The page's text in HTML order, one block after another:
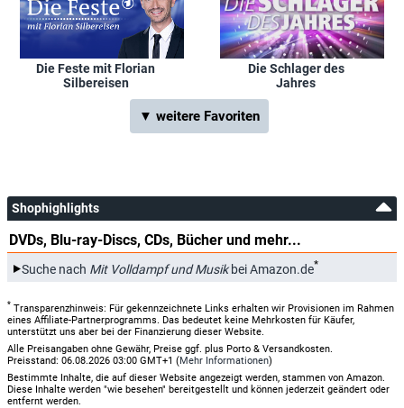
Die Feste mit Florian
Silbereisen
Die Schlager des
Jahres
▼ weitere Favoriten
Shophighlights
DVDs, Blu-ray-Discs, CDs, Bücher und mehr...
Suche nach Mit Volldampf und Musikbei Amazon.de*
* Transparenzhinweis: Für gekennzeichnete Links erhalten wir Provisionen im Rahmen
eines Affiliate-Partnerprogramms. Das bedeutet keine Mehrkosten für Käufer,
unterstützt uns aber bei der Finanzierung dieser Website.
Alle Preisangaben ohne Gewähr, Preise ggf. plus Porto & Versandkosten.
Preisstand: 06.08.2026 03:00 GMT+1 (Mehr Informationen)
Bestimmte Inhalte, die auf dieser Website angezeigt werden, stammen von Amazon.
Diese Inhalte werden "wie besehen" bereitgestellt und können jederzeit geändert oder
entfernt werden.